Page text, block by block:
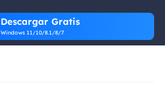
Descargar Gratis
Windows 11/10/8.1/8/7